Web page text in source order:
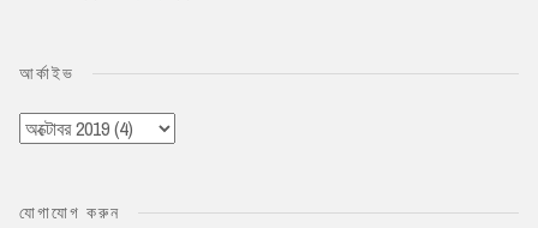
আর্কাইভ
যোগাযোগ করুন